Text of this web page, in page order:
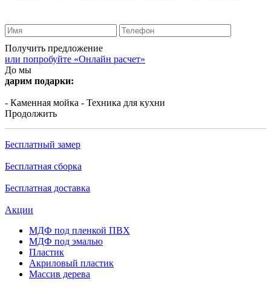
Получить предложение
или попробуйте «Онлайн расчет»
До мы
дарим подарки:
- Каменная мойка - Техника для кухни
Продолжить
Бесплатный замер
Бесплатная сборка
Бесплатная доставка
Акции
МДФ под пленкой ПВХ
МДФ под эмалью
Пластик
Акриловый пластик
Массив дерева